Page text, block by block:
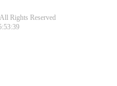
Rights Reserved